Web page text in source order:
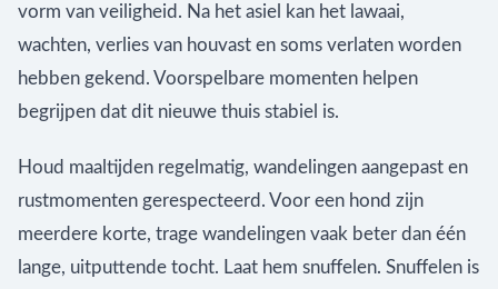
vorm van veiligheid. Na het asiel kan het lawaai,
wachten, verlies van houvast en soms verlaten worden
hebben gekend. Voorspelbare momenten helpen
begrijpen dat dit nieuwe thuis stabiel is.
Houd maaltijden regelmatig, wandelingen aangepast en
rustmomenten gerespecteerd. Voor een hond zijn
meerdere korte, trage wandelingen vaak beter dan één
lange, uitputtende tocht. Laat hem snuffelen. Snuffelen is